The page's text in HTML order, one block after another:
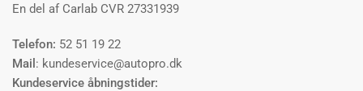
En del af Carlab CVR 27331939
Telefon: 52 51 19 22
Mail : kundeservice@autopro.dk
Kundeservice åbningstider: